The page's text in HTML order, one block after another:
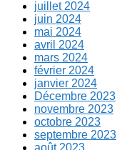
juillet 2024
juin 2024
mai 2024
avril 2024
mars 2024
février 2024
janvier 2024
Décembre 2023
novembre 2023
octobre 2023
septembre 2023